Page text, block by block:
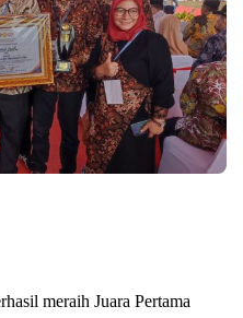
meraih Juara Pertama